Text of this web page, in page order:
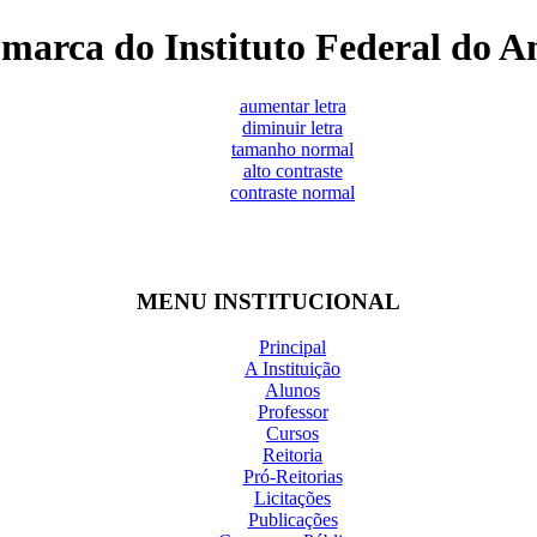
do Instituto Federal do
aumentar letra
diminuir letra
tamanho normal
alto contraste
contraste normal
MENU INSTITUCIONAL
Principal
A Instituição
Alunos
Professor
Cursos
Reitoria
Pró-Reitorias
Licitações
Publicações